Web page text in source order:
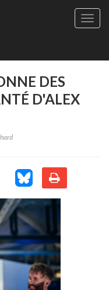
Site
DES
D'ALEX